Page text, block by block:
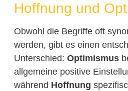
Hoffnung und
Obwohl die Begriffe oft
werden, gibt es einen
Unterschied: Optimismus
allgemeine positive
während Hoffnung